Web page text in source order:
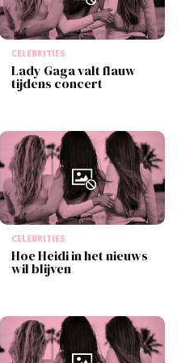
CELEBRITIES
Lady Gaga valt flauw
tijdens concert
CELEBRITIES
Hoe Heidi in het nieuws
wil blijven